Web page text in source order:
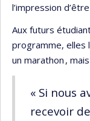
l’impression
Aux futurs
programme, elles
un marathon ,
« Si nous
recevoir